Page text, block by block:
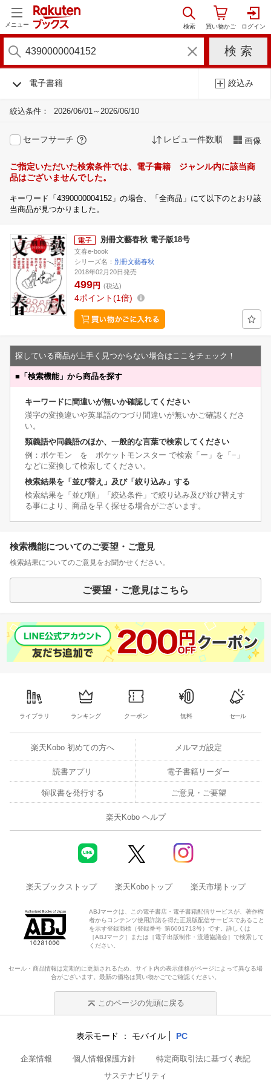
メニュー
電子書籍 絞込み
絞込条件： 2026/06/01～2026/06/10
セーフサーチ レビュー件数順 画像
ご指定いただいた検索条件では、電子書籍 ジャンル内に該当商
品はございませんでした。
キーワード「4390000004152」の場合、「全商品」にて以下のとおり該
当商品が見つかりました。
別冊文藝春秋 電子版18号
文春e-book
シリーズ名： 別冊文藝春秋
2018年02月20日発売
499円 (税込)
4ポイント 1倍
探している商品が上手く見つからない場合はここをチェック！
■ 「検索機能」から商品を探す
キーワードに間違いが無いか確認してください
漢字の変換違いや英単語のつづり間違いが無いかご確認くださ
い。
類義語や同義語のほか、一般的な言葉で検索してください
例：ポケモン を ポケットモンスター で検索「ー」を「−」
などに変換して検索してください。
検索結果を「並び替え」及び「絞り込み」する
検索結果を「並び順」「絞込条件」で絞り込み及び並び替えす
る事により、商品を早く探せる場合がございます。
検索機能についてのご要望・ご意見
検索結果についてのご意見をお聞かせください。
ご要望・ご意見はこちら
ライブラリ ランキング クーポン 無料 セール
楽天Kobo 初めての方へ メルマガ設定
読書アプリ 電子書籍リーダー
領収書を発行する ご意見・ご要望
楽天Kobo ヘルプ
楽天ブックストップ 楽天Koboトップ 楽天市場トップ
ABJマークは、この電子書店・電子書籍配信サービスが、著作権
者からコンテンツ使用許諾を得た正規版配信サービスであること
を示す登録商標（登録番号 第6091713号）です。詳しくは
［ABJマーク］または［電子出版制作・流通協議会］で検索して
ください。
セール・商品情報は定期的に更新されるため、サイト内の表示価格がページによって異なる場
合がございます。最新の価格は買い物かごでご確認ください。
このページの先頭に戻る
表示モード モバイル PC
企業情報 個人情報保護方針
特定商取引法に基づく表記
サステナビリティ